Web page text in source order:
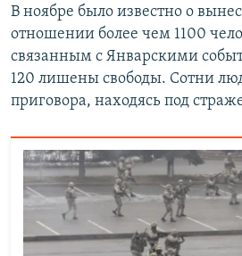
В ноябре было известно о
отношении более чем 1100
связанным с Январскими
120 лишены свободы. Сотни
приговора, находясь под